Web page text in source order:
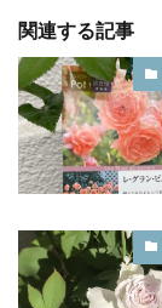
関連する記事